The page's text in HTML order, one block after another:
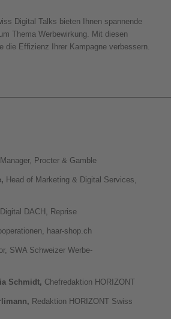
Digital Talks bieten Ihnen spannende
Thema Werbewirkung. Mit diesen
die Effizienz Ihrer Kampagne verbessern.
Manager, Procter & Gamble
Head of Marketing & Digital Services,
DACH, Reprise
haar-shop.ch
SWA Schweizer Werbe-
Schmidt, Chefredaktion HORIZONT
Redaktion HORIZONT Swiss